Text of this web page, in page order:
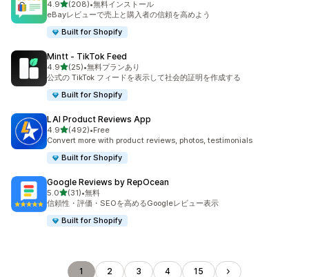
4.95つ星中
(208)
合計レビュー数：208件
•無料インストール
eBayレビューで売上と購入者の信頼を高めよう
Built for Shopify
Mintt ‑ TikTok Feed
4.95つ星中
(25)
合計レビュー数：25件
•無料プランあり
公式の TikTok フィードを表示して社会的証明を作成する
Built for Shopify
LAI Product Reviews App
4.95つ星中
(492)
合計レビュー数：492件
•Free
Convert more with product reviews, photos, testimonials
Built for Shopify
Google Reviews by RepOcean
5.05つ星中
(31)
合計レビュー数：31件
•無料
信頼性・評価・SEOを高めるGoogleレビュー表示
Built for Shopify
1 2 3 4 15